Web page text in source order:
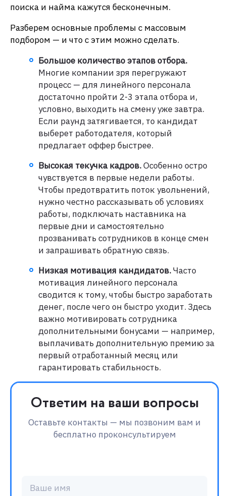
поиска и найма кажутся бесконечным.
Разберем основные проблемы с массовым
подбором — и что с этим можно сделать.
Большое количествоэтапов отбора.
Многие компании зря перегружают
процесс — для линейного персонала
достаточно пройти 2-3 этапа отбора и,
условно, выходить на смену уже завтра.
Если раунд затягивается, то кандидат
выберет работодателя, который
предлагает оффер быстрее.
Высокая текучка кадров.Особенно остро
чувствуется в первые недели работы.
Чтобы предотвратить поток увольнений,
нужно честно рассказывать об условиях
работы, подключать наставника на
первые дни и самостоятельно
прозванивать сотрудников в конце смен
и запрашивать обратную связь.
Низкая мотивация кандидатов.Часто
мотивация линейного персонала
сводится к тому, чтобы быстро заработать
денег, после чего он быстро уходит. Здесь
важно мотивировать сотрудника
дополнительными бонусами — например,
выплачивать дополнительную премию за
первый отработанный месяц или
гарантировать стабильность.